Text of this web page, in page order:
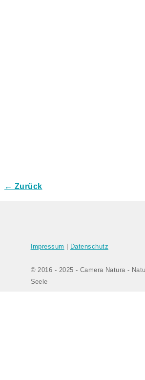
← Zurück
Impressum Datenschutz
© 2016 - 2025 - Camera Natura -
Seele